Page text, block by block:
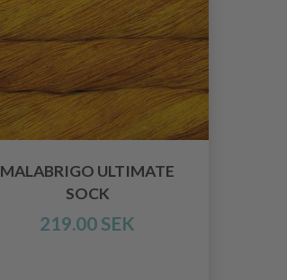
MALABRIGO ULTIMATE
SOCK
219.00 SEK